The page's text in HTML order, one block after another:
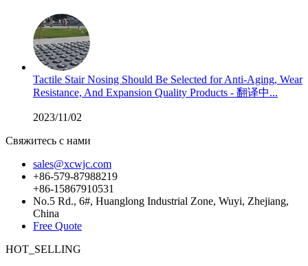
Tactile Stair Nosing Should Be Selected for Anti-Aging, Wear
Resistance, And Expansion Quality Products - 翻译中...
2023/11/02
Свяжитесь с нами
sales@xcwjc.com
+86-579-87988219
+86-15867910531
No.5 Rd., 6#, Huanglong Industrial Zone, Wuyi, Zhejiang,
China
Free Quote
HOT_SELLING